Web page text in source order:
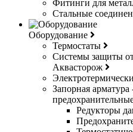
Фитинги для
Стальные
Оборудование
Термостаты
Системы защиты
Аквасторож
Запорная
Редукторы